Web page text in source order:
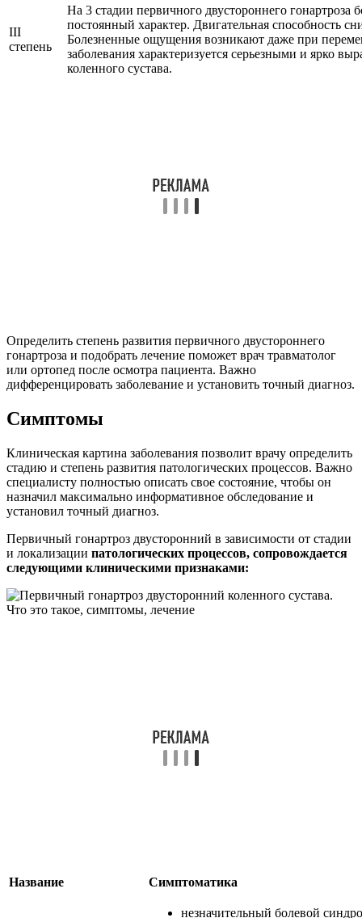
III
степень
На 3 стадии первичного двустороннего гонартроза
постоянный характер. Двигательная способность
Болезненные ощущения возникают даже при
заболевания характеризуется серьезными и ярко
коленного сустава.
Определить степень развития первичного двустороннего
гонартроза и подобрать лечение поможет врач травматолог
или ортопед после осмотра пациента. Важно
дифференцировать заболевание и установить точный диагноз.
Симптомы
Клиническая картина заболевания позволит врачу определить
стадию и степень развития патологических процессов. Важно
специалисту полностью описать свое состояние, чтобы он
назначил максимально информативное обследование и
установил точный диагноз.
Первичный гонартроз двусторонний в зависимости от стадии
и локализации патологических процессов, сопровождается
следующими клиническими признаками:
Название Симптоматика
незначительный болевой